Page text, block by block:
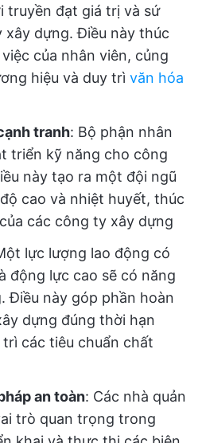
truyền đạt giá trị và sứ
xây dựng. Điều này thúc
của nhân viên, củng
hiệu và duy trì văn hóa
tranh: Bộ phận nhân
triển kỹ năng cho công
này tạo ra một đội ngũ
cao và nhiệt huyết, thúc
các công ty xây dựng
lực lượng lao động có
động lực cao sẽ có năng
Điều này góp phần hoàn
dựng đúng thời hạn
các tiêu chuẩn chất
an toàn: Các nhà quản
trò quan trọng trong